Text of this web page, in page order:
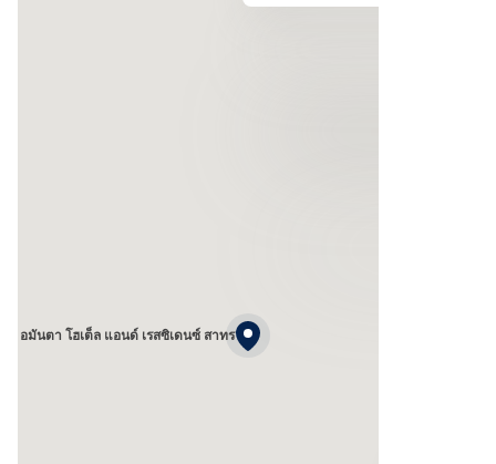
อมันตา โฮเต็ล แอนด์ เรสซิเดนซ์ สาทร